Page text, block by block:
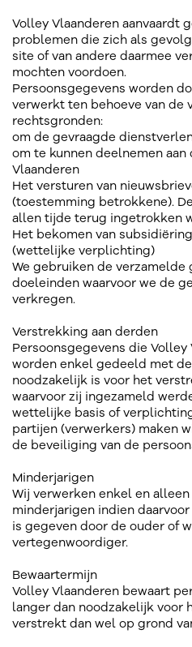
Volley Vlaanderen aanvaardt
problemen die zich als
site of van andere daarmee
mochten voordoen.
Persoonsgegevens worden
verwerkt ten behoeve van de
rechtsgronden:
om de gevraagde
om te kunnen deelnemen
Vlaanderen
Het versturen van
(toestemming betrokkene).
allen tijde terug ingetrokken
Het bekomen van
(wettelijke verplichting)
We gebruiken de verzamelde
doeleinden waarvoor we de
verkregen.
Verstrekking aan derden
Persoonsgegevens die
worden enkel gedeeld met
noodzakelijk is voor het
waarvoor zij ingezameld
wettelijke basis of
partijen (verwerkers) maken
de beveiliging van de
Minderjarigen
Wij verwerken enkel en
minderjarigen indien
is gegeven door de ouder of
vertegenwoordiger.
Bewaartermijn
Volley Vlaanderen bewaart
langer dan noodzakelijk voor
verstrekt dan wel op grond